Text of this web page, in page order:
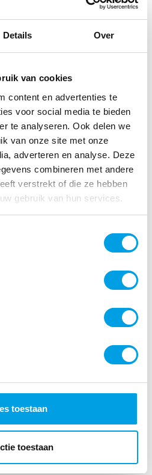
Details Over
van cookies
content en advertenties te
voor social media te bieden
te analyseren. Ook delen we
van onze site met onze
adverteren en analyse. Deze
combineren met andere
verstrekt of die ze hebben
gebruik van hun services.
toestaan
toestaan
om het
Dan is het
te tonen vanuit
trams of
het punt staan te
gecertificeerde
goed van pas.
of
Dan is dit ook
vallen ook binnen
de AEX
er nog
gedaan
wijze laten zien
is in de